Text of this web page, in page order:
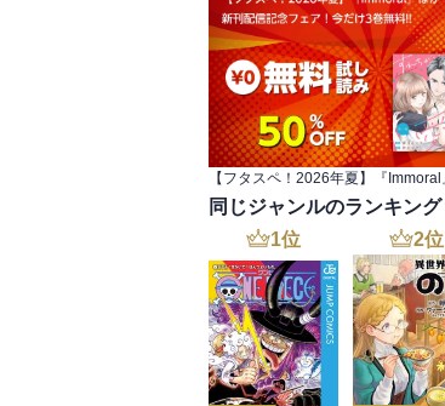
同じジャンルのランキング
1位 2位